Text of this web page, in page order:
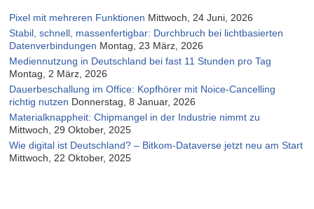
Pixel mit mehreren Funktionen Mittwoch, 24 Juni, 2026
Stabil, schnell, massenfertigbar: Durchbruch bei lichtbasierten
Datenverbindungen Montag, 23 März, 2026
Mediennutzung in Deutschland bei fast 11 Stunden pro Tag
Montag, 2 März, 2026
Dauerbeschallung im Office: Kopfhörer mit Noice-Cancelling
richtig nutzen Donnerstag, 8 Januar, 2026
Materialknappheit: Chipmangel in der Industrie nimmt zu
Mittwoch, 29 Oktober, 2025
Wie digital ist Deutschland? – Bitkom-Dataverse jetzt neu am Start
Mittwoch, 22 Oktober, 2025